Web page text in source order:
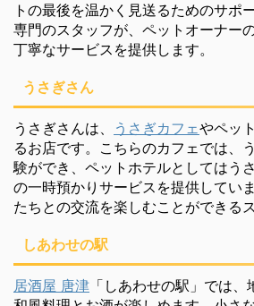
トの最後を温かく見送るためのサポ
専門のスタッフが、ペットオーナー
丁寧なサービスを提供します。
うさぎさん
うさぎさんは、 うさぎカフェやペッ
るお店です。こちらのカフェでは、
験ができ、ペットホテルとしてはう
の一時預かりサービスを提供してい
たちとの交流を楽しむことができる
しあわせの駅
居酒屋 唐津 「しあわせの駅」では